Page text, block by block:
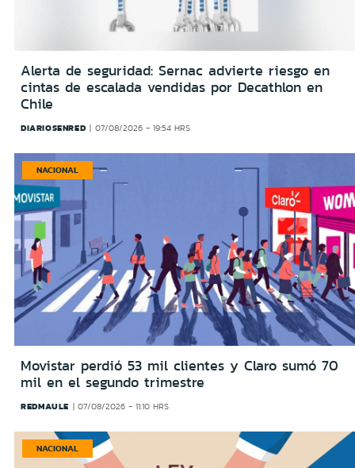
Alerta de seguridad: Sernac advierte riesgo en
cintas de escalada vendidas por Decathlon en
Chile
DIARIOSENRED 07/08/2026 - 19:54 HRS
NACIONAL
Movistar perdió 53 mil clientes y Claro sumó 70
mil en el segundo trimestre
REDMAULE 07/08/2026 - 11:10 HRS
NACIONAL